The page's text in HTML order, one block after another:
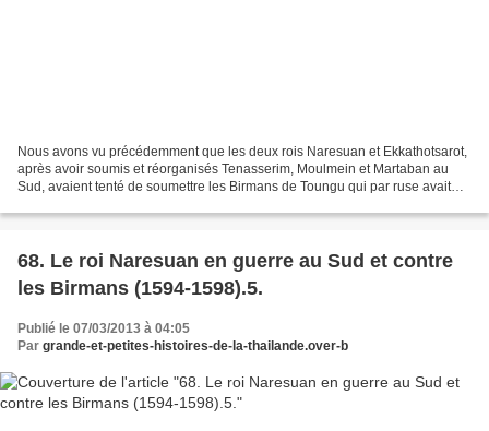
Nous avons vu précédemment que les deux rois Naresuan et Ekkathotsarot,
après avoir soumis et réorganisés Tenasserim, Moulmein et Martaban au
Sud, avaient tenté de soumettre les Birmans de Toungu qui par ruse avait
68. Le roi Naresuan en guerre au Sud et contre
les Birmans (1594-1598).5.
Publié le 07/03/2013 à 04:05
Par grande-et-petites-histoires-de-la-thailande.over-b